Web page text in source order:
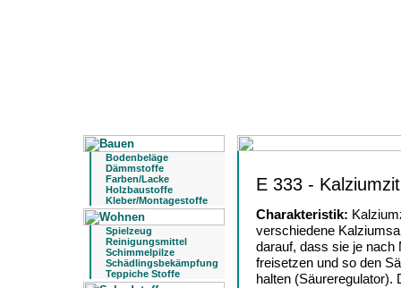
Bodenbeläge
Dämmstoffe
Farben/Lacke
Holzbaustoffe
Kleber/Montagestoffe
Spielzeug
Reinigungsmittel
Schimmelpilze
Schädlingsbekämpfung
Teppiche Stoffe
E 333 -
Charakteristik:
verschiedene
darauf, dass sie je nach
freisetzen und so den
halten (Säureregulator).